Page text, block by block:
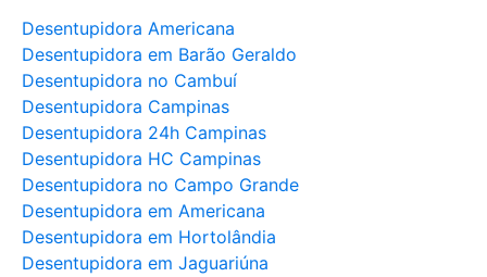
Desentupidora Americana
Desentupidora em Barão Geraldo
Desentupidora no Cambuí
Desentupidora Campinas
Desentupidora 24h Campinas
Desentupidora HC Campinas
Desentupidora no Campo Grande
Desentupidora em Americana
Desentupidora em Hortolândia
Desentupidora em Jaguariúna